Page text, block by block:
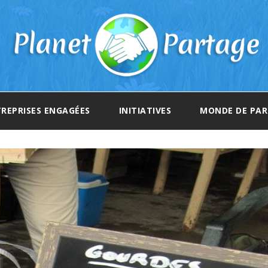
ENGAGÉES INITIATIVES MONDE DE